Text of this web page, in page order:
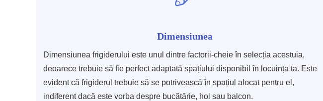
Dimensiunea
Dimensiunea frigiderului este unul dintre factorii-cheie în selecția acestuia,
deoarece trebuie să fie perfect adaptată spațiului disponibil în locuința ta. Este
evident că frigiderul trebuie să se potrivească în spațiul alocat pentru el,
indiferent dacă este vorba despre bucătărie, hol sau balcon.